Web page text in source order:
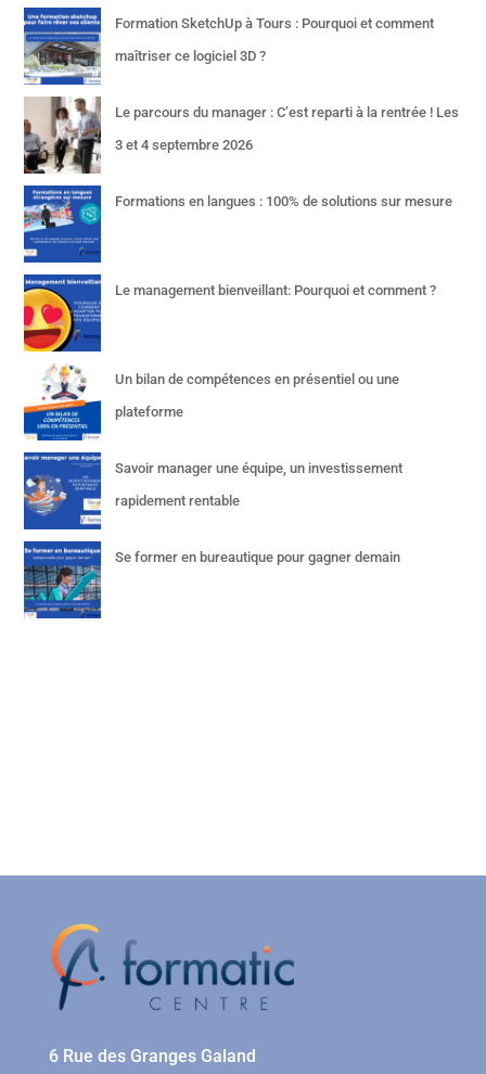
Formation SketchUp à Tours : Pourquoi et comment
maîtriser ce logiciel 3D ?
Le parcours du manager : C’est reparti à la rentrée ! Les
3 et 4 septembre 2026
Formations en langues : 100% de solutions sur mesure
Le management bienveillant: Pourquoi et comment ?
Un bilan de compétences en présentiel ou une
plateforme
Savoir manager une équipe, un investissement
rapidement rentable
Se former en bureautique pour gagner demain
6 Rue des Granges Galand